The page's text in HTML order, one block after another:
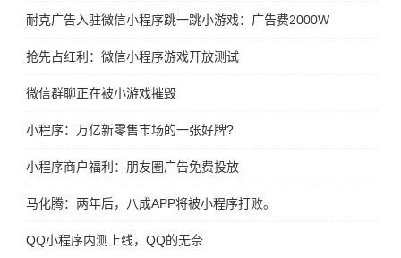
耐克广告入驻微信小程序跳一跳小游戏：广告费2000W
抢先占红利：微信小程序游戏开放测试
微信群聊正在被小游戏摧毁
小程序：万亿新零售市场的一张好牌?
小程序商户福利：朋友圈广告免费投放
马化腾：两年后，八成APP将被小程序打败。
QQ小程序内测上线，QQ的无奈